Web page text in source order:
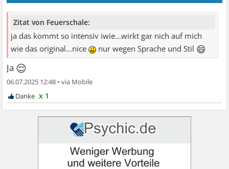
Zitat von Feuerschale:
ja das kommt so intensiv iwie...wirkt gar nich auf mich
wie das original...nice
nur wegen Sprache und Stil 😄
Ja 😌
06.07.2025 12:48 •
x 1